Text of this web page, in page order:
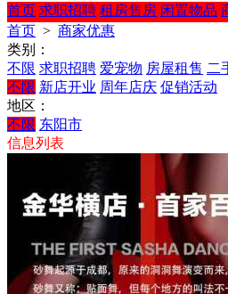
首页 求职招聘 租房售房 闲置物品
首页 > 商家优惠
类别：
不限 求职招聘 爱宠物 房屋租售 二
不限 新店开业 周年店庆 促销活动
地区：
不限 东阳市
信息列表